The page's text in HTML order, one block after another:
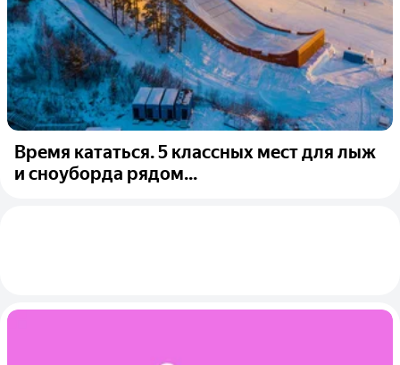
Время кататься. 5 классных мест для лыж
и сноуборда рядом...